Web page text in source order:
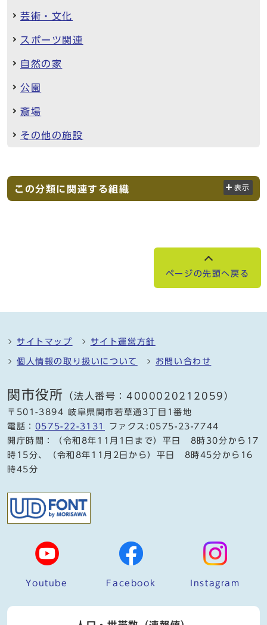
芸術・文化
スポーツ関連
自然の家
公園
斎場
その他の施設
この分類に関連する組織 表示
ページの先頭へ戻る
サイトマップ サイト運営方針
個人情報の取り扱いについて お問い合わせ
関市役所 （法人番号：4000020212059）
〒501-3894 岐阜県関市若草通3丁目1番地
電話： 0575-22-3131
ファクス:0575-23-7744
開庁時間：（令和8年11月1日まで）平日 8時30分から17
時15分、（令和8年11月2日から）平日 8時45分から16
時45分
Youtube Facebook Instagram